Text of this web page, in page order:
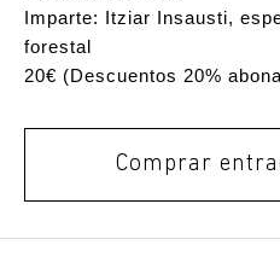
Imparte: Itziar Insausti,
forestal
20€ (Descuentos 20%
Comprar